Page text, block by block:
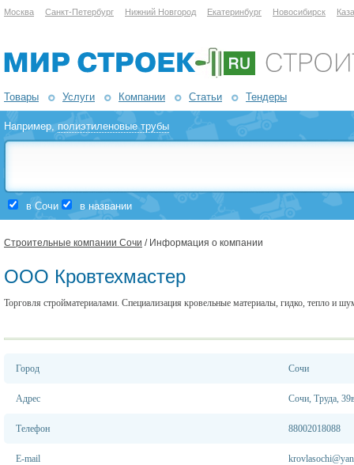
Москва Санкт-Петербург Нижний Новгород Екатеринбург Новосибирск
Товары Услуги Компании Статьи Тендеры
Например,полиэтиленовые трубы
в Сочи в названии
Строительные компании Сочи / Информация о компании
ООО Кровтехмастер
Торговля стройматериалами. Специализация кровельные материалы, гидко, тепло и
Город Сочи
Адрес Сочи, Труда,
Телефон 88002018088
E-mail